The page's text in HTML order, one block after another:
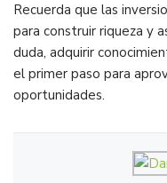
Recuerda que las
para construir riqueza y
duda, adquirir
el primer paso para
oportunidades.